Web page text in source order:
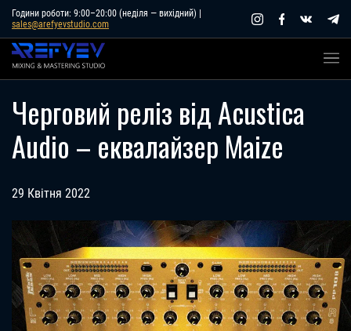
Skip
content
Години роботи: 9:00–20:00 (неділя — вихідний) |
sales@arefyevstudio.com
Черговий реліз від Acustica
Audio – еквалайзер Maize
29 Квітня 2022